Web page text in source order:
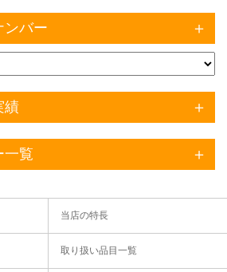
ンバー
績
一覧
当店の特長
取り扱い品目一覧